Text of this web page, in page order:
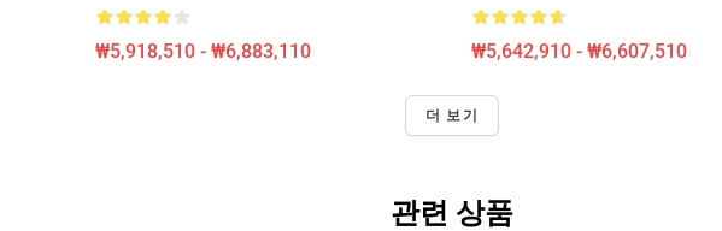
₩5,918,510 - ₩6,883,110 ₩5,642,910 - ₩6,607,510
더 보기
관련 상품